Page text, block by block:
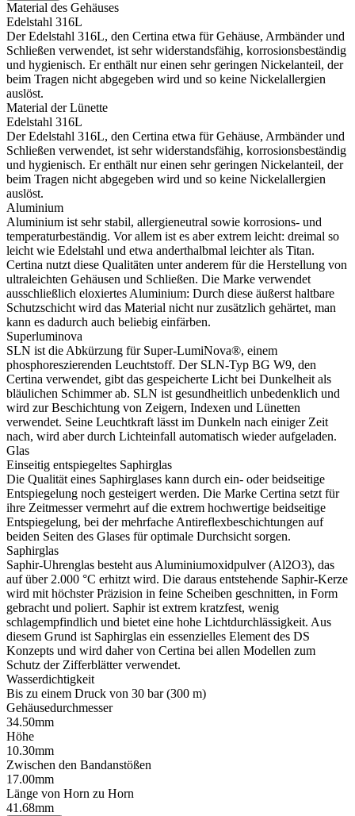
Material des Gehäuses
Edelstahl 316L
Der Edelstahl 316L, den Certina etwa für Gehäuse, Armbänder und
Schließen verwendet, ist sehr widerstandsfähig, korrosionsbeständig
und hygienisch. Er enthält nur einen sehr geringen Nickelanteil, der
beim Tragen nicht abgegeben wird und so keine Nickelallergien
auslöst.
Material der Lünette
Edelstahl 316L
Der Edelstahl 316L, den Certina etwa für Gehäuse, Armbänder und
Schließen verwendet, ist sehr widerstandsfähig, korrosionsbeständig
und hygienisch. Er enthält nur einen sehr geringen Nickelanteil, der
beim Tragen nicht abgegeben wird und so keine Nickelallergien
auslöst.
Aluminium
Aluminium ist sehr stabil, allergieneutral sowie korrosions- und
temperaturbeständig. Vor allem ist es aber extrem leicht: dreimal so
leicht wie Edelstahl und etwa anderthalbmal leichter als Titan.
Certina nutzt diese Qualitäten unter anderem für die Herstellung von
ultraleichten Gehäusen und Schließen. Die Marke verwendet
ausschließlich eloxiertes Aluminium: Durch diese äußerst haltbare
Schutzschicht wird das Material nicht nur zusätzlich gehärtet, man
kann es dadurch auch beliebig einfärben.
Superluminova
SLN ist die Abkürzung für Super-LumiNova®, einem
phosphoreszierenden Leuchtstoff. Der SLN-Typ BG W9, den
Certina verwendet, gibt das gespeicherte Licht bei Dunkelheit als
bläulichen Schimmer ab. SLN ist gesundheitlich unbedenklich und
wird zur Beschichtung von Zeigern, Indexen und Lünetten
verwendet. Seine Leuchtkraft lässt im Dunkeln nach einiger Zeit
nach, wird aber durch Lichteinfall automatisch wieder aufgeladen.
Glas
Einseitig entspiegeltes Saphirglas
Die Qualität eines Saphirglases kann durch ein- oder beidseitige
Entspiegelung noch gesteigert werden. Die Marke Certina setzt für
ihre Zeitmesser vermehrt auf die extrem hochwertige beidseitige
Entspiegelung, bei der mehrfache Antireflexbeschichtungen auf
beiden Seiten des Glases für optimale Durchsicht sorgen.
Saphirglas
Saphir-Uhrenglas besteht aus Aluminiumoxidpulver (Al2O3), das
auf über 2.000 °C erhitzt wird. Die daraus entstehende Saphir-Kerze
wird mit höchster Präzision in feine Scheiben geschnitten, in Form
gebracht und poliert. Saphir ist extrem kratzfest, wenig
schlagempfindlich und bietet eine hohe Lichtdurchlässigkeit. Aus
diesem Grund ist Saphirglas ein essenzielles Element des DS
Konzepts und wird daher von Certina bei allen Modellen zum
Schutz der Zifferblätter verwendet.
Wasserdichtigkeit
Bis zu einem Druck von 30 bar (300 m)
Gehäusedurchmesser
34.50mm
Höhe
10.30mm
Zwischen den Bandanstößen
17.00mm
Länge von Horn zu Horn
41.68mm